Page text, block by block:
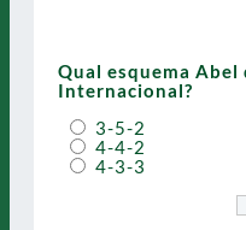
Qual esquema
Internacional?
3-5-2
4-4-2
4-3-3